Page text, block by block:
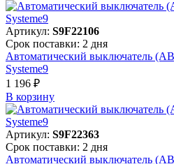
Артикул: S9F22106
Срок поставки: 2 дня
Автоматический выключатель
Systeme9
1 196 ₽
В корзинy
Артикул: S9F22363
Срок поставки: 2 дня
Автоматический выключатель